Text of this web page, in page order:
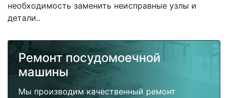
необходимость заменить неисправные узлы и
детали..
Ремонт посудомоечной
машины
Мы производим качественный ремонт